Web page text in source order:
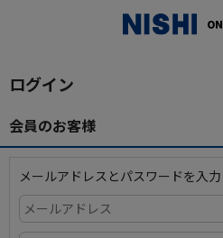
ログイン
会員のお客様
メールアドレスとパスワードを入